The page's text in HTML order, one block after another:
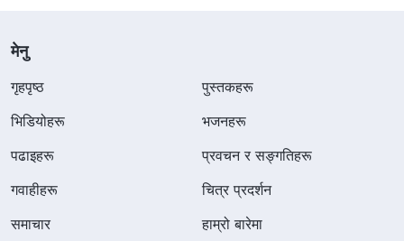
मेनु
गृहपृष्ठ
पुस्तकहरू
भिडियोहरू
भजनहरू
पढाइहरू
प्रवचन र सङ्गतिहरू
गवाहीहरू
चित्र प्रदर्शन
समाचार
हाम्रो बारेमा